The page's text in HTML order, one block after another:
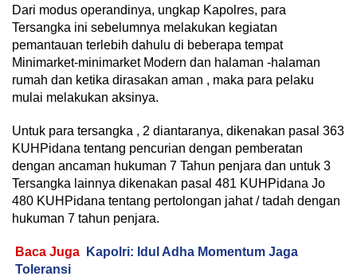
Dari modus operandinya, ungkap Kapolres, para
Tersangka ini sebelumnya melakukan kegiatan
pemantauan terlebih dahulu di beberapa tempat
Minimarket-minimarket Modern dan halaman -halaman
rumah dan ketika dirasakan aman , maka para pelaku
mulai melakukan aksinya.
Untuk para tersangka , 2 diantaranya, dikenakan pasal 363
KUHPidana tentang pencurian dengan pemberatan
dengan ancaman hukuman 7 Tahun penjara dan untuk 3
Tersangka lainnya dikenakan pasal 481 KUHPidana Jo
480 KUHPidana tentang pertolongan jahat / tadah dengan
hukuman 7 tahun penjara.
Baca Juga
Kapolri: Idul Adha Momentum Jaga
Toleransi